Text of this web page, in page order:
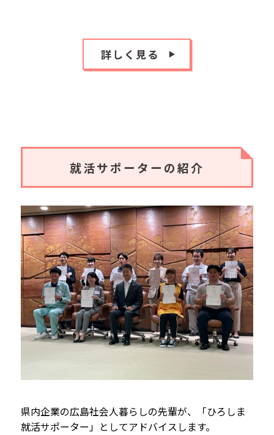
詳しく見る
就活サポーターの紹介
県内企業の広島社会人暮らしの先輩が、「ひろしま
就活サポーター」としてアドバイスします。